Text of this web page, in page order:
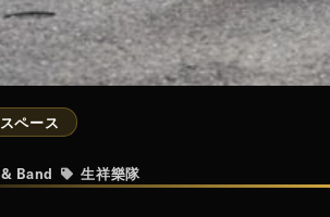
ペース
Band 生祥樂隊